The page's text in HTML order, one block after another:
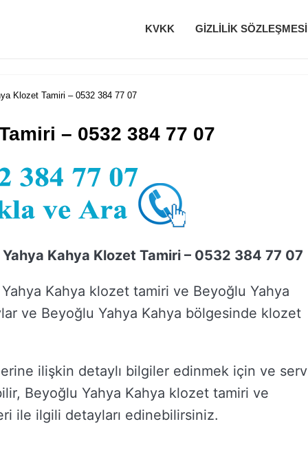
KVKK GIZLILIK SÖZLEŞMESI
Klozet Tamiri – 0532 384 77 07
– 0532 384 77 07
Kahya Klozet Tamiri – 0532 384 77 07
Kahya klozet tamiri ve Beyoğlu Yahya
ve Beyoğlu Yahya Kahya bölgesinde klozet
ilişkin detaylı bilgiler edinmek için ve
Beyoğlu Yahya Kahya klozet tamiri ve
ile ilgili detayları edinebilirsiniz.